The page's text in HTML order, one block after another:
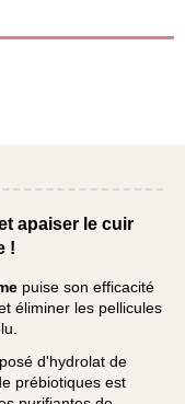
apaiser le cuir
!
puise son efficacité
éliminer les pellicules
d'hydrolat de
prébiotiques est